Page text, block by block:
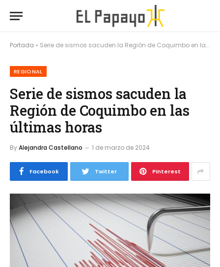
Portada » Serie de sismos sacuden la Región de Coquimbo en las últimas horas
REGIONAL
Serie de sismos sacuden la
Región de Coquimbo en las
últimas horas
ByAlejandra Castellano 1 de marzo de 2024
Facebook Twitter Pinterest